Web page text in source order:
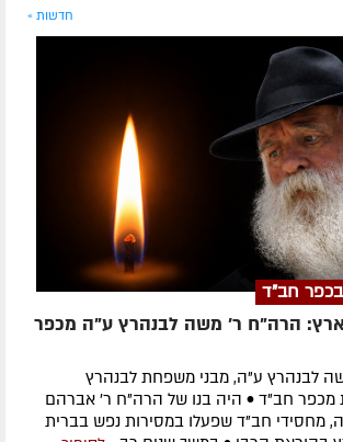
חדשות »
בכפר חב"ד
הרה"ח ר' משה לבנהרץ ע"ה מכפר
לבנהרץ ע"ה, מבני משפחת לבנהרץ
מכפר חב"ד • היה בנו של הרה"ח ר' אברהם
מחסידי חב"ד שפעלו במסירות נפש בברית